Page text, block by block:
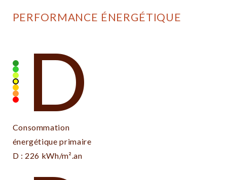
PERFORMANCE ÉNERGÉTIQUE
D
Consommation
énergétique primaire
D : 226 kWh/m².an